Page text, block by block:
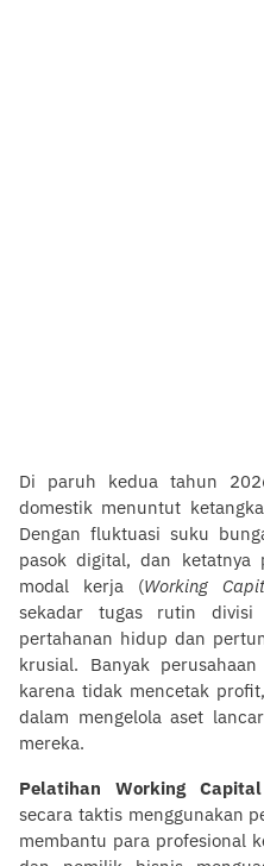
Di paruh kedua tahun
domestik menuntut
Dengan fluktuasi suku
pasok digital, dan ketatnya
modal kerja (Working
sekadar tugas rutin divisi
pertahanan hidup dan
krusial. Banyak
karena tidak mencetak
dalam mengelola aset
mereka.
Pelatihan Working Capital
secara taktis menggunakan
membantu para profesional